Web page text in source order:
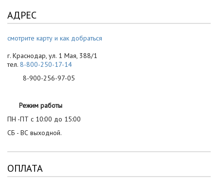
АДРЕС
смотрите карту и как добраться
г. Краснодар, ул. 1 Мая, 388/1
тел. 8-800-250-17-14
8-900-256-97-05
Режим работы
ПН -ПТ с 10:00 до 15:00
СБ - ВС выходной.
ОПЛАТА